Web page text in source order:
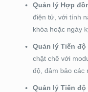
Quản lý Hợp
điện tử, với tính
khóa hoặc ngày
Quản lý Tiến
chặt chẽ với
độ, đảm bảo các
Quản lý Tiến